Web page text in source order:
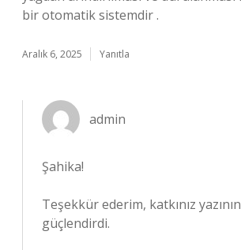
bir otomatik sistemdir .
Aralık 6, 2025 Yanıtla
admin
Şahika!
Teşekkür ederim, katkınız yazının
güçlendirdi.